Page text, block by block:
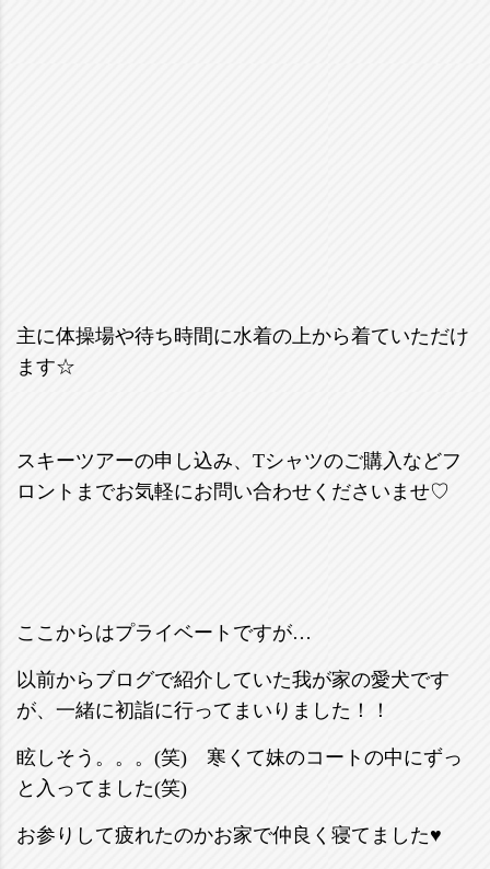
主に体操場や待ち時間に水着の上から着ていただけ
ます☆
スキーツアーの申し込み、Tシャツのご購入などフ
ロントまでお気軽にお問い合わせくださいませ♡
ここからはプライベートですが…
以前からブログで紹介していた我が家の愛犬です
が、一緒に初詣に行ってまいりました！！
眩しそう。。。(笑) 寒くて妹のコートの中にずっ
と入ってました(笑)
お参りして疲れたのかお家で仲良く寝てました♥